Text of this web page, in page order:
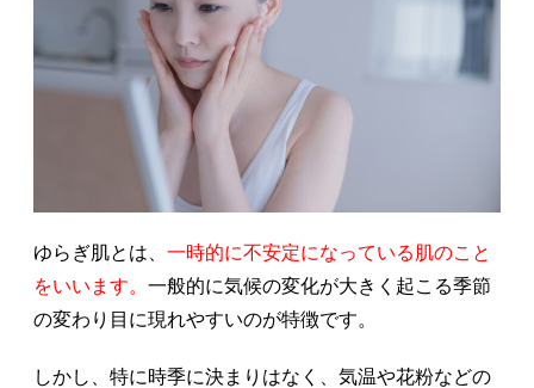
ゆらぎ肌とは、 一時的に不安定になっている肌のこと
をいいます。 一般的に気候の変化が大きく起こる季節
の変わり目に現れやすいのが特徴です。
しかし、特に時季に決まりはなく、気温や花粉などの